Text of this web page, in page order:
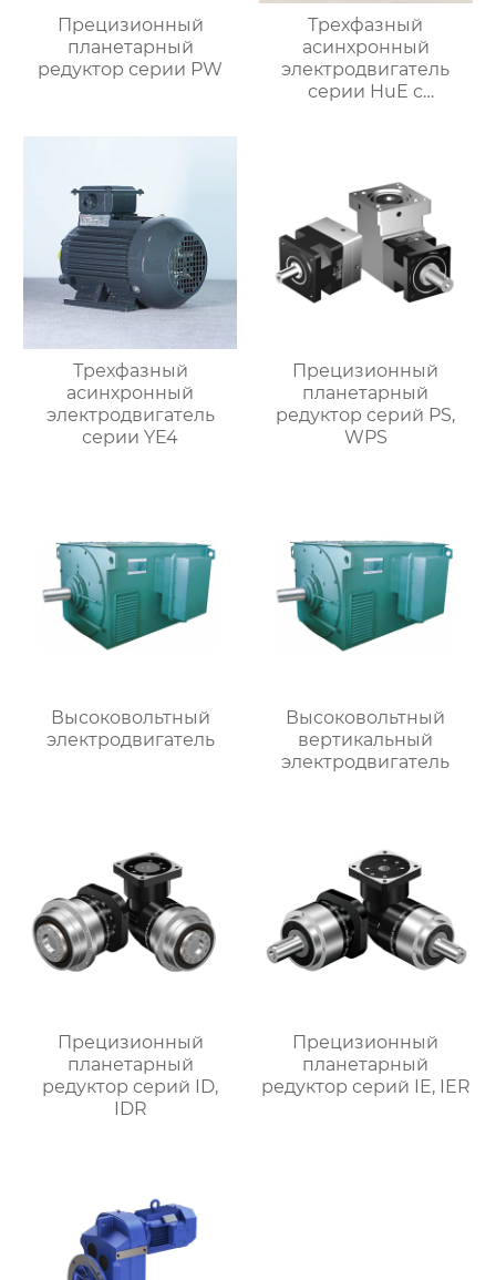
Прецизионный
планетарный
редуктор серии PW
Трехфазный
асинхронный
электродвигатель
серии HuE с
Трехфазный
асинхронный
электродвигатель
серии YE4
Прецизионный
планетарный
редуктор серий PS,
WPS
Высоковольтный
электродвигатель
Высоковольтный
вертикальный
электродвигатель
Прецизионный
планетарный
редуктор серий ID,
IDR
Прецизионный
планетарный
редуктор серий IE, IER